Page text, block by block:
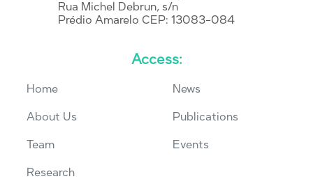
Rua Michel Debrun, s/n
Prédio Amarelo CEP: 13083-084
Access:
Home
About Us
Team
Research
News
Publications
Events